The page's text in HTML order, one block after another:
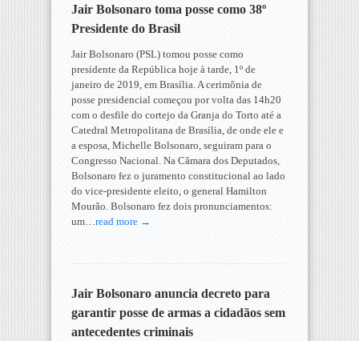
Jair Bolsonaro toma posse como 38º
Presidente do Brasil
Jair Bolsonaro (PSL) tomou posse como
presidente da República hoje à tarde, 1º de
janeiro de 2019, em Brasília. A cerimônia de
posse presidencial começou por volta das 14h20
com o desfile do cortejo da Granja do Torto até a
Catedral Metropolitana de Brasília, de onde ele e
a esposa, Michelle Bolsonaro, seguiram para o
Congresso Nacional. Na Câmara dos Deputados,
Bolsonaro fez o juramento constitucional ao lado
do vice-presidente eleito, o general Hamilton
Mourão. Bolsonaro fez dois pronunciamentos:
um…read more →
Jair Bolsonaro anuncia decreto para
garantir posse de armas a cidadãos sem
antecedentes criminais